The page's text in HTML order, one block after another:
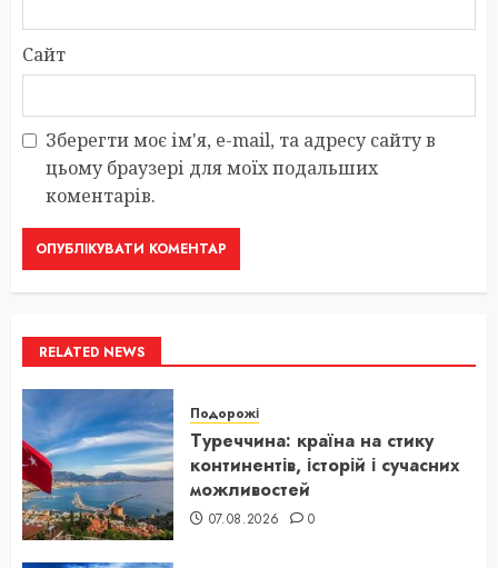
Сайт
Зберегти моє ім'я, e-mail, та адресу сайту в
цьому браузері для моїх подальших
коментарів.
RELATED NEWS
Подорожі
Туреччина: країна на стику
континентів, історій і сучасних
можливостей
07.08.2026 0